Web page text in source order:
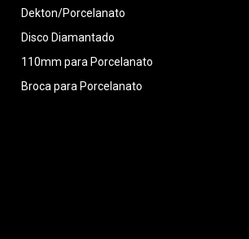
Dekton/Porcelanato
Disco Diamantado
110mm para Porcelanato
Broca para Porcelanato